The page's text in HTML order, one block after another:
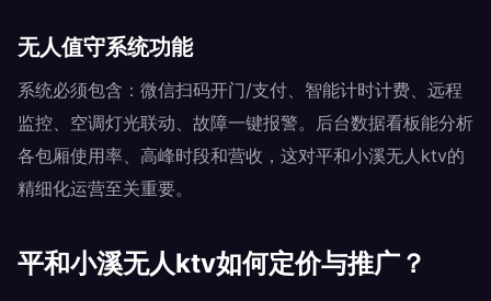
无人值守系统功能
系统必须包含：微信扫码开门/支付、智能计时计费、远程
监控、空调灯光联动、故障一键报警。后台数据看板能分析
各包厢使用率、高峰时段和营收，这对平和小溪无人ktv的
精细化运营至关重要。
平和小溪无人ktv如何定价与推广？